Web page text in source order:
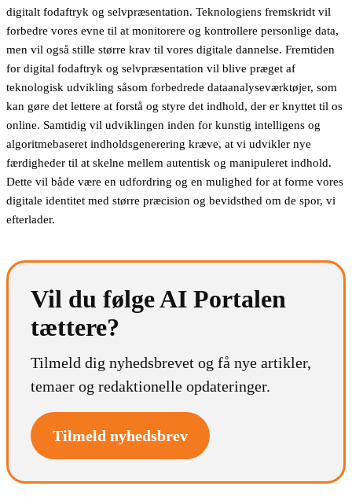
digitalt fodaftryk og selvpræsentation. Teknologiens fremskridt vil
forbedre vores evne til at monitorere og kontrollere personlige data,
men vil også stille større krav til vores digitale dannelse. Fremtiden
for digital fodaftryk og selvpræsentation vil blive præget af
teknologisk udvikling såsom forbedrede dataanalyseværktøjer, som
kan gøre det lettere at forstå og styre det indhold, der er knyttet til os
online. Samtidig vil udviklingen inden for kunstig intelligens og
algoritmebaseret indholdsgenerering kræve, at vi udvikler nye
færdigheder til at skelne mellem autentisk og manipuleret indhold.
Dette vil både være en udfordring og en mulighed for at forme vores
digitale identitet med større præcision og bevidsthed om de spor, vi
efterlader.
Vil du følge AI Portalen
tættere?
Tilmeld dig nyhedsbrevet og få nye artikler,
temaer og redaktionelle opdateringer.
Tilmeld nyhedsbrev